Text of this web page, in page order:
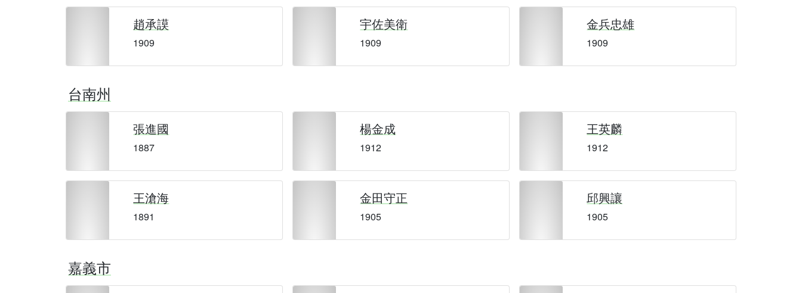
趙承謨
1909
宇佐美衛
1909
金兵忠雄
1909
台南州
張進國
1887
楊金成
1912
王英麟
1912
王滄海
1891
金田守正
1905
邱興讓
1905
嘉義市